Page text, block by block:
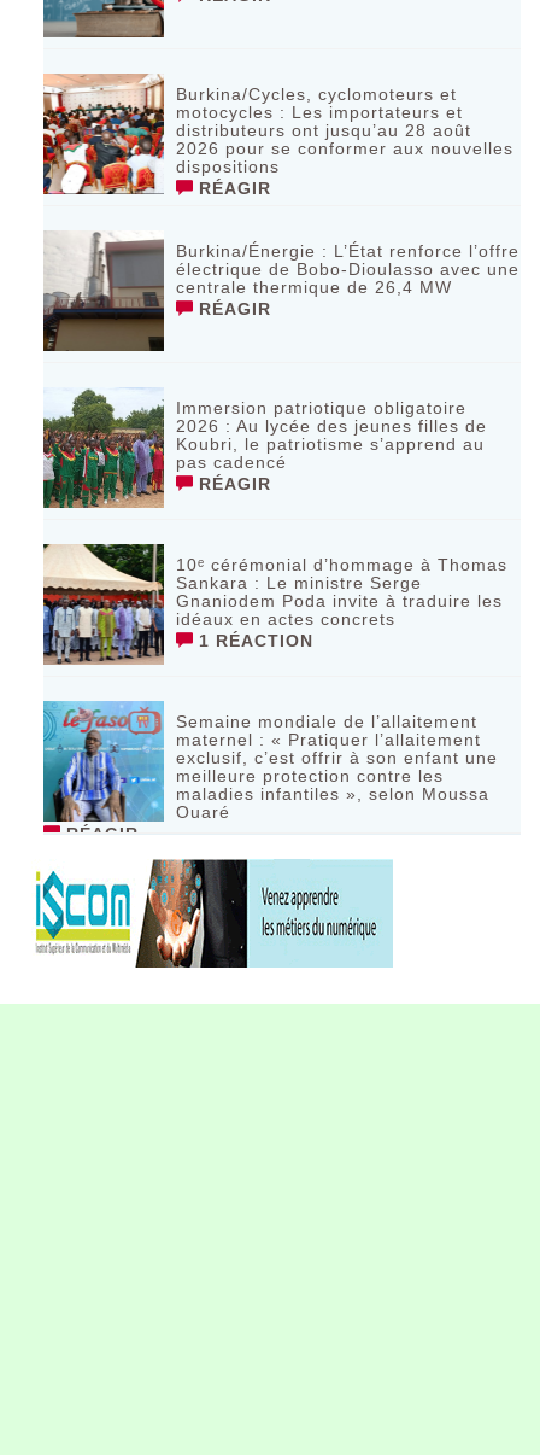
Burkina/Cycles, cyclomoteurs et
motocycles : Les importateurs et
distributeurs ont jusqu’au 28 août
2026 pour se conformer aux nouvelles
dispositions
RÉAGIR
Burkina/Énergie : L’État renforce l’offre
électrique de Bobo-Dioulasso avec une
centrale thermique de 26,4 MW
RÉAGIR
Immersion patriotique obligatoire
2026 : Au lycée des jeunes filles de
Koubri, le patriotisme s’apprend au
pas cadencé
RÉAGIR
10ᵉ cérémonial d’hommage à Thomas
Sankara : Le ministre Serge
Gnaniodem Poda invite à traduire les
idéaux en actes concrets
1 RÉACTION
Semaine mondiale de l’allaitement
maternel : « Pratiquer l’allaitement
exclusif, c’est offrir à son enfant une
meilleure protection contre les
maladies infantiles », selon Moussa
Ouaré
RÉAGIR